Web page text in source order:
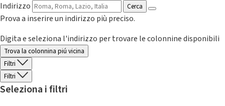
Indirizzo
Cerca
Prova a inserire un indirizzo più preciso.
Digita e seleziona l'indirizzo per trovare le colonnine disponibili
Trova la colonnina piú vicina
Filtri
Filtri
Seleziona i filtri